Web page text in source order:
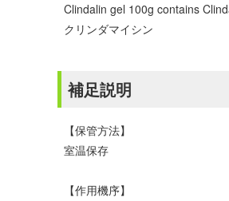
Clindalin gel 100g contains
クリンダマイシン
補足説明
【保管方法】
室温保存
【作用機序】